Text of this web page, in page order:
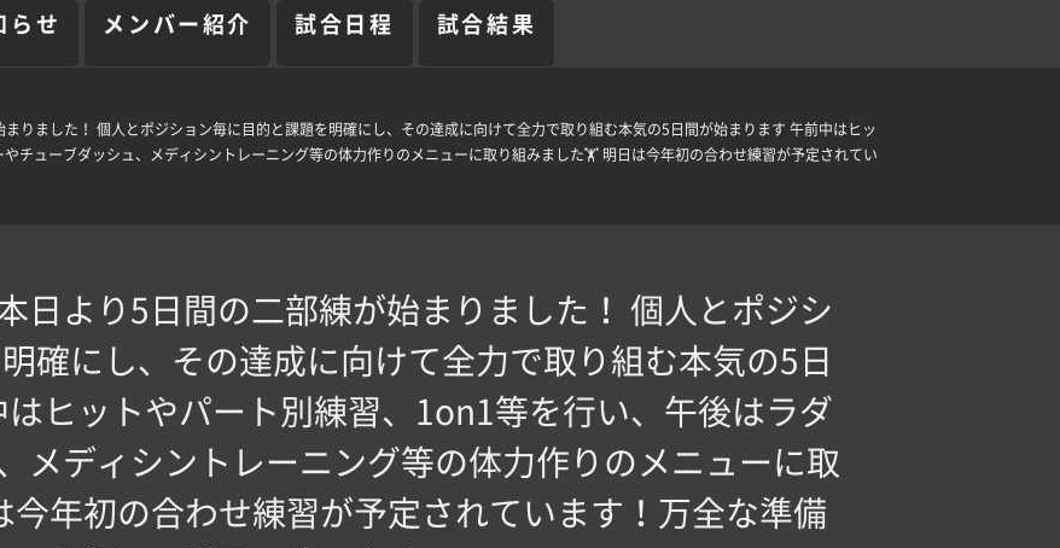
らせ メンバー紹介 試合日程 試合結果
まりました！ 個人とポジション毎に目的と課題を明確にし、その達成に向けて全力で取り組む本気の5日間が始まります 午前中はヒッ
チューブダッシュ、メディシントレーニング等の体力作りのメニューに取り組みました🏋️ 明日は今年初の合わせ練習が予定されてい
日より5日間の二部練が始まりました！ 個人とポジシ
確にし、その達成に向けて全力で取り組む本気の5日
はヒットやパート別練習、1on1等を行い、午後はラダ
メディシントレーニング等の体力作りのメニューに取
年初の合わせ練習が予定されています！万全な準備